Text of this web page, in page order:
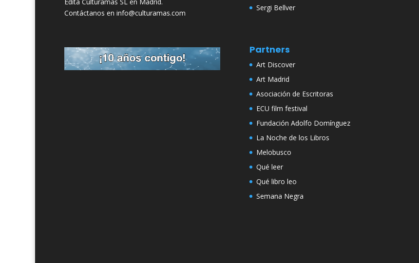
Contáctanos en info@culturamas.com
Sergi Bellver
Partners
Art Discover
Art Madrid
Asociación de Escritoras
ECU film festival
Fundación Adolfo Domínguez
La Noche de los Libros
Melobusco
Qué leer
Qué libro leo
Semana Negra